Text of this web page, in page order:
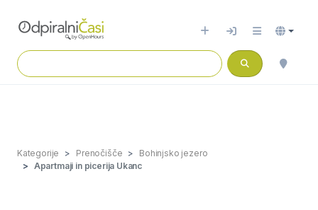
Kategorije Prenočišče
Bohinjsko jezero
Apartmaji in picerija Ukanc